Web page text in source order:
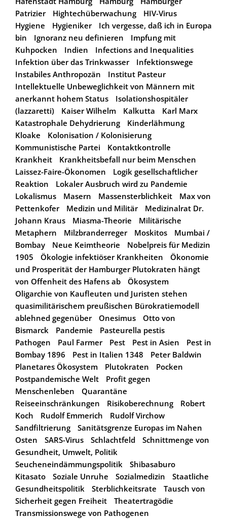
Patrizier
Hightechüberwachung
HIV-Virus
Hygiene
Hygieniker
Ich vergesse, daß ich in Europa
bin
Ignoranz neu definieren
Impfung mit
Kuhpocken
Indien
Infections and Inequalities
Infektion über das Trinkwasser
Infektionswege
Instabiles Anthropozän
Institut Pasteur
Intellektuelle Unbeweglichkeit von Männern mit
anerkannt hohem Status
Isolationshospitäler
(lazzaretti)
Kaiser Wilhelm Kalkutta
Karl Marx
Katastrophale Dehydrierung
Kinderlähmung
Kloake
Kolonisation / Kolonisierung
Kommunistische Partei
Kontaktkontrolle
Krankheit
Krankheitsbefall nur beim Menschen
Laissez-Faire-Ökonomen
Logik gesellschaftlicher
Reaktion
Lokaler Ausbruch wird zu Pandemie
Lokalismus
Masern Massensterblichkeit
Max von
Pettenkofer
Medizin und Militär
Medizinalrat Dr.
Johann Kraus
Miasma-Theorie
Militärische
Metaphern
Milzbranderreger Moskitos
Mumbai /
Bombay
Neue Keimtheorie
Nobelpreis für Medizin
1905
Ökologie infektiöser Krankheiten
Ökonomie
und Prosperität der Hamburger Plutokraten hängt
von Offenheit des Hafens ab
Ökosystem
Oligarchie von Kaufleuten und Juristen stehen
quasimilitärischem preußischen Bürokratiemodell
ablehned gegenüber
Onesimus
Otto von
Bismarck
Pandemie
Pasteurella pestis
Pathogen
Paul Farmer Pest Pest in Asien
Pest in
Bombay 1896
Pest in Italien 1348
Peter Baldwin
Planetares Ökosystem
Plutokraten
Pocken
Postpandemische Welt
Profit gegen
Menschenleben
Quarantäne
Reiseeinschränkungen
Risikoberechnung
Robert
Koch
Rudolf Emmerich
Rudolf Virchow
Sandfiltrierung
Sanitätsgrenze Europas im Nahen
Osten
SARS-Virus Schlachtfeld
Schnittmenge von
Gesundheit, Umwelt, Politik
Seucheneindämmungspolitik
Shibasaburo
Kitasato
Soziale Unruhe Sozialmedizin
Staatliche
Gesundheitspolitik
Sterblichkeitsrate
Tausch von
Sicherheit gegen Freiheit
Theatertragödie
Transmissionswege von Pathogenen